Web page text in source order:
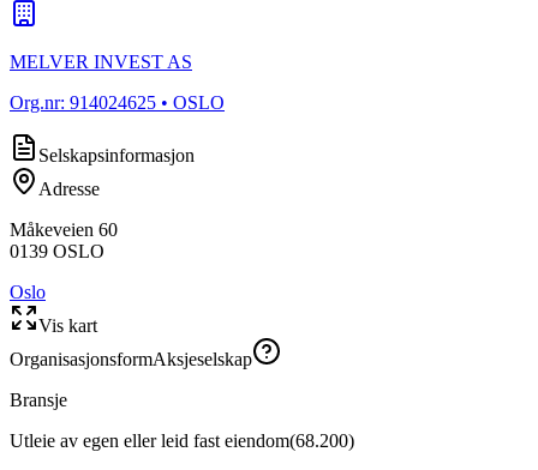
MELVER INVEST AS
Org.nr: 914024625 • OSLO
Selskapsinformasjon
Adresse
Måkeveien 60
0139 OSLO
Oslo
Vis kart
OrganisasjonsformAksjeselskap
Bransje
Utleie av egen eller leid fast eiendom(68.200)